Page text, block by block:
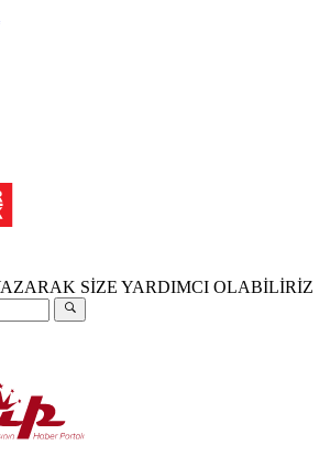
SİZE YARDIMCI OLABİLİRİZ